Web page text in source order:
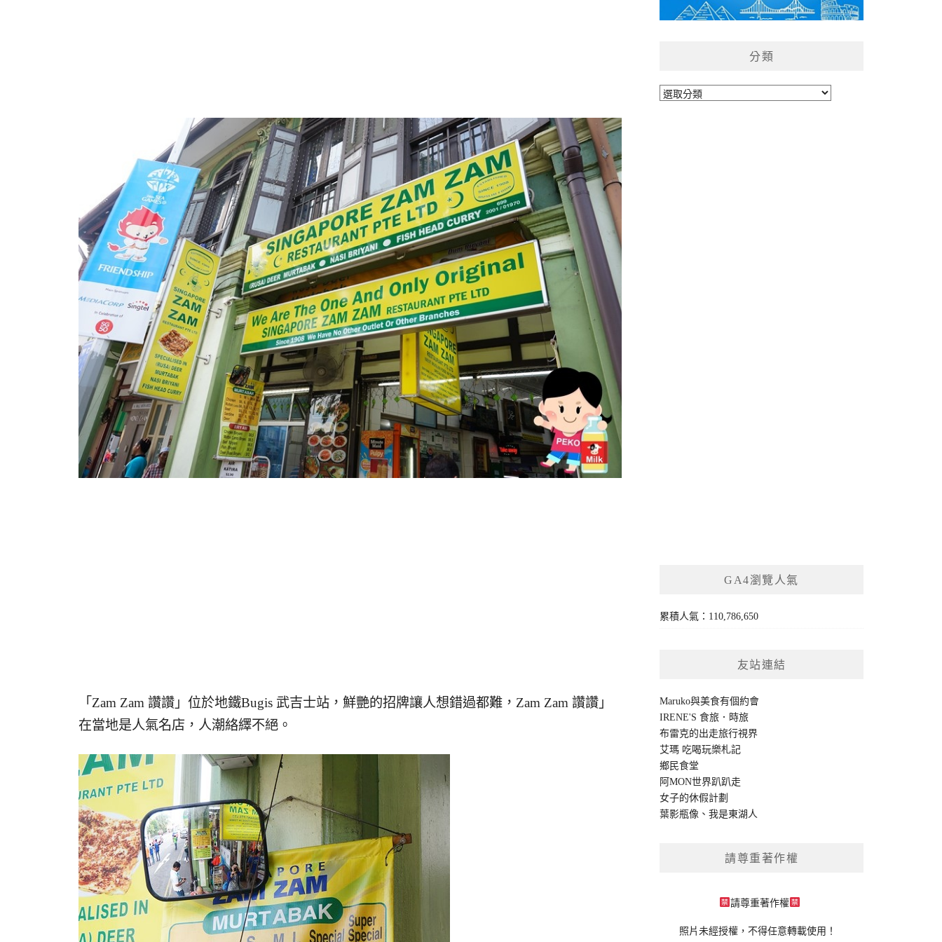
「Zam Zam 讚讚」位於地鐵Bugis 武吉士站，鮮艷的招牌讓人想錯過都難，Zam Zam 讚讚」
在當地是人氣名店，人潮絡繹不絕。
分類
分
GA4瀏覽人氣
累積人氣：110,786,650
友站連結
Maruko與美食有個約會
IRENE'S 食旅．時旅
布雷克的出走旅行視界
艾瑪 吃喝玩樂札記
鄉民食堂
阿MON世界趴趴走
女子的休假計劃
葉影瓶像 、我是東湖人
請尊重著作權
請尊重著作權
照片未經授權，不得任意轉載使用！